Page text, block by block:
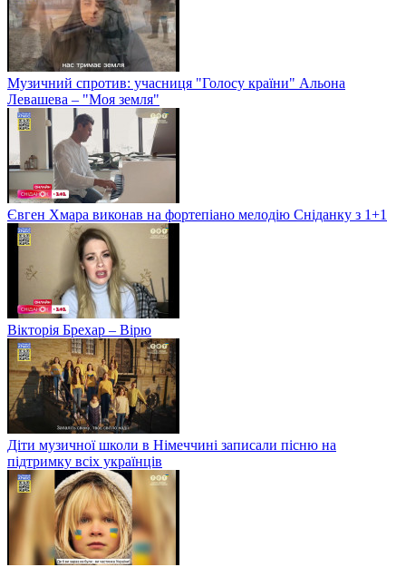
Музичний спротив: учасниця "Голосу країни" Альона
Левашева – "Моя земля"
Євген Хмара виконав на фортепіано мелодію Сніданку з 1+1
Вікторія Брехар – Вірю
Діти музичної школи в Німеччині записали пісню на
підтримку всіх українців